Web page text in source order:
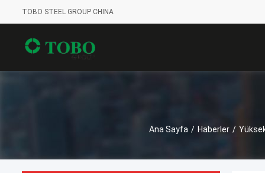
TOBO STEEL GROUP CHINA
Ana Sayfa / Haberler /